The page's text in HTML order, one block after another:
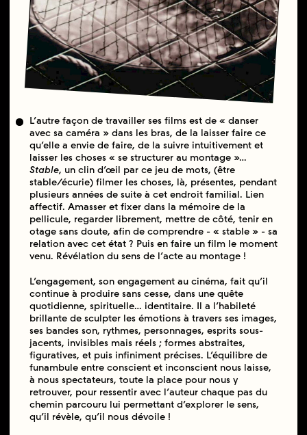
L’autre façon de travailler ses films est de « danser
avec sa caméra » dans les bras, de la laisser faire ce
qu’elle a envie de faire, de la suivre intuitivement et
laisser les choses « se structurer au montage »…
Stable, un clin d’œil par ce jeu de mots, (être
stable/écurie) filmer les choses, là, présentes, pendant
plusieurs années de suite à cet endroit familial. Lien
affectif. Amasser et fixer dans la mémoire de la
pellicule, regarder librement, mettre de côté, tenir en
otage sans doute, afin de comprendre - « stable » - sa
relation avec cet état ? Puis en faire un film le moment
venu. Révélation du sens de l’acte au montage !
L’engagement, son engagement au cinéma, fait qu’il
continue à produire sans cesse, dans une quête
quotidienne, spirituelle… identitaire. Il a l’habileté
brillante de sculpter les émotions à travers ses images,
ses bandes son, rythmes, personnages, esprits sous-
jacents, invisibles mais réels ; formes abstraites,
figuratives, et puis infiniment précises. L’équilibre de
funambule entre conscient et inconscient nous laisse,
à nous spectateurs, toute la place pour nous y
retrouver, pour ressentir avec l’auteur chaque pas du
chemin parcouru lui permettant d’explorer le sens,
qu’il révèle, qu’il nous dévoile !